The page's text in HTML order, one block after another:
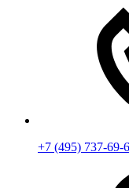
+7 (495) 737-69-